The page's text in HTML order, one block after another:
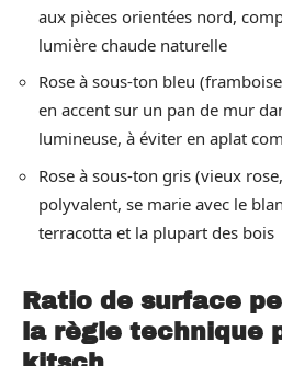
aux pièces orientées nord,
lumière chaude naturelle
Rose à sous-ton bleu
en accent sur un pan de mur
lumineuse, à éviter en aplat
Rose à sous-ton gris (vieux
polyvalent, se marie avec le
terracotta et la plupart des bois
Ratio de surface
la règle technique